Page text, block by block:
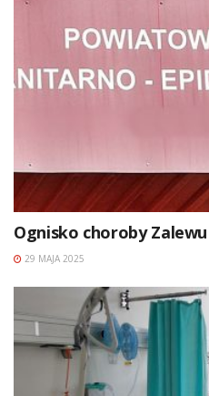
Ognisko choroby
29 MAJA 2025